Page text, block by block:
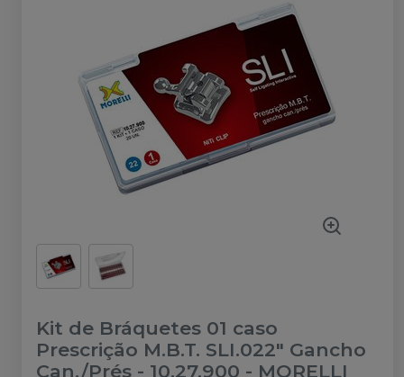
Kit de Bráquetes 01 caso
Prescrição M.B.T. SLI.022" Gancho
Can./Prés - 10.27.900 - MORELLI